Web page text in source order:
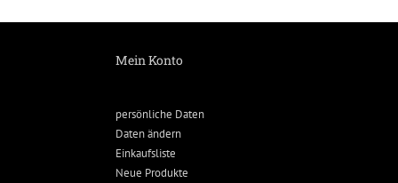
Mein Konto
persönliche Daten
Daten ändern
Einkaufsliste
Neue Produkte